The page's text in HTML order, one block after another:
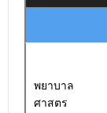
พยาบาล
ศาสตร